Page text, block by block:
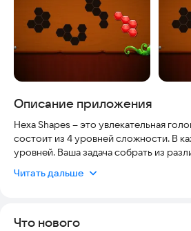
Описание приложения
Hexa Shapes – это увлекательная
состоит из 4 уровней сложности. В
уровней. Ваша задача собрать из
прохождение уровней, вам
С каждым разом, как вы проходите
Читать дальше
Что нового